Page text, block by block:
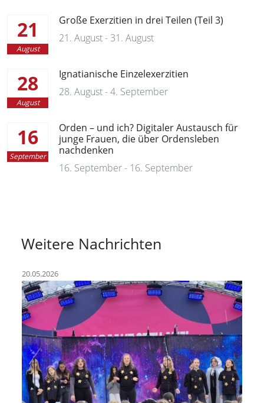
21
August
Große Exerzitien in drei Teilen (Teil 3)
21. August - 31. August
28
August
Ignatianische Einzelexerzitien
28. August - 4. September
16
September
Orden – und ich? Digitaler Austausch für
junge Frauen, die über Ordensleben
nachdenken
16. September - 16. September
Weitere Nachrichten
20.05.2026